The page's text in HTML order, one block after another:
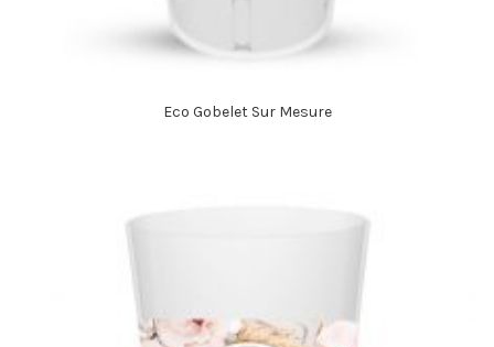
Eco Gobelet Sur Mesure